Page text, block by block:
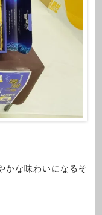
かな味わいになるそ